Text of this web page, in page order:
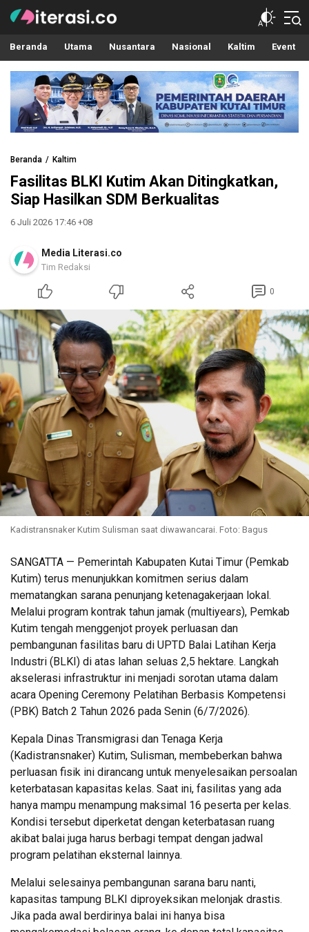
Literasi.co
Pilar Informasi
Beranda Utama Nusantara Nasional Kaltim Event
Beranda Kaltim
Fasilitas BLKI Kutim Akan Ditingkatkan,
Siap Hasilkan SDM Berkualitas
6 Juli 2026 17:46 +08
Media Literasi.co
Tim Redaksi
0
Kadistransnaker Kutim Sulisman saat diwawancarai. Foto: Bagus
SANGATTA — Pemerintah Kabupaten Kutai Timur (Pemkab
Kutim) terus menunjukkan komitmen serius dalam
mematangkan sarana penunjang ketenagakerjaan lokal.
Melalui program kontrak tahun jamak (multiyears), Pemkab
Kutim tengah menggenjot proyek perluasan dan
pembangunan fasilitas baru di UPTD Balai Latihan Kerja
Industri (BLKI) di atas lahan seluas 2,5 hektare. Langkah
akselerasi infrastruktur ini menjadi sorotan utama dalam
acara Opening Ceremony Pelatihan Berbasis Kompetensi
(PBK) Batch 2 Tahun 2026 pada Senin (6/7/2026).
Kepala Dinas Transmigrasi dan Tenaga Kerja
(Kadistransnaker) Kutim, Sulisman, membeberkan bahwa
perluasan fisik ini dirancang untuk menyelesaikan persoalan
keterbatasan kapasitas kelas. Saat ini, fasilitas yang ada
hanya mampu menampung maksimal 16 peserta per kelas.
Kondisi tersebut diperketat dengan keterbatasan ruang
akibat balai juga harus berbagi tempat dengan jadwal
program pelatihan eksternal lainnya.
Melalui selesainya pembangunan sarana baru nanti,
kapasitas tampung BLKI diproyeksikan melonjak drastis.
Jika pada awal berdirinya balai ini hanya bisa